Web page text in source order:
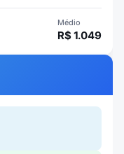
Médio
R$ 1.049